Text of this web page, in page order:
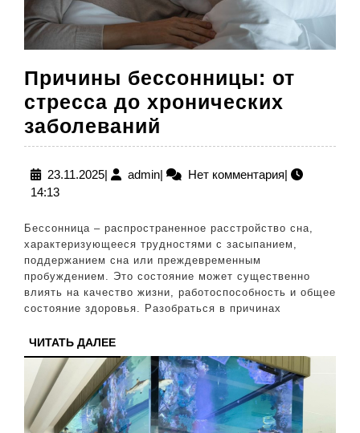
Причины бессонницы: от
стресса до хронических
заболеваний
бессонницы:
от
до
хронических
заболеваний
23.11.202523.11.2025
| adminadmin
| Нет комментария|
14:13
Бессонница – распространенное расстройство сна,
характеризующееся трудностями с засыпанием,
поддержанием сна или преждевременным
пробуждением. Это состояние может существенно
влиять на качество жизни, работоспособность и общее
состояние здоровья. Разобраться в причинах
ЧИТАТЬ ДАЛЕЕЧИТАТЬ
ДАЛЕЕ